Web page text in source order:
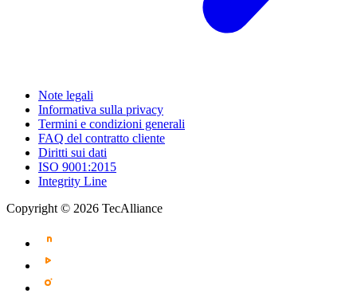
Note legali
Informativa sulla privacy
Termini e condizioni generali
FAQ del contratto cliente
Diritti sui dati
ISO 9001:2015
Integrity Line
Copyright © 2026 TecAlliance